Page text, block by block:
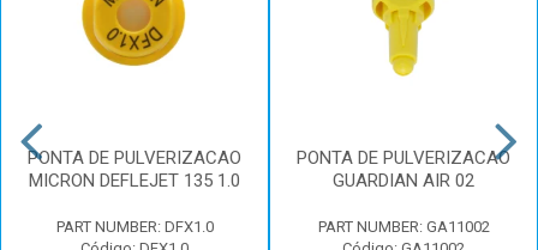
PONTA DE PULVERIZACAO
MICRON DEFLEJET 135 1.0
PART NUMBER: DFX1.0
PONTA DE PULVERIZACAO
GUARDIAN AIR 02
PART NUMBER: GA11002